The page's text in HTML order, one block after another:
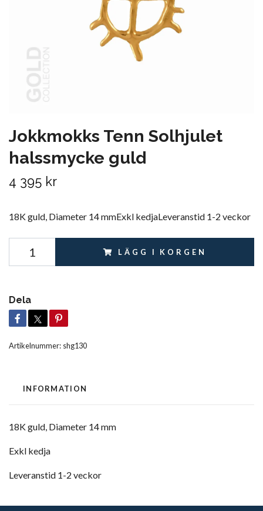
Jokkmokks Tenn Solhjulet
halssmycke guld
4 395 kr
18K guld, Diameter 14 mmExkl kedjaLeveranstid 1-2 veckor
LÄGG I KORGEN
Dela
Artikelnummer: shg130
INFORMATION
18K guld, Diameter 14 mm
Exkl kedja
Leveranstid 1-2 veckor